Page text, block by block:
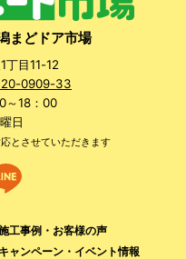
まどドア市場
丁目11-12
0909-33
～18：00
日
とさせていただきます
工事例・お客様の声
キャンペーン・イベント情報